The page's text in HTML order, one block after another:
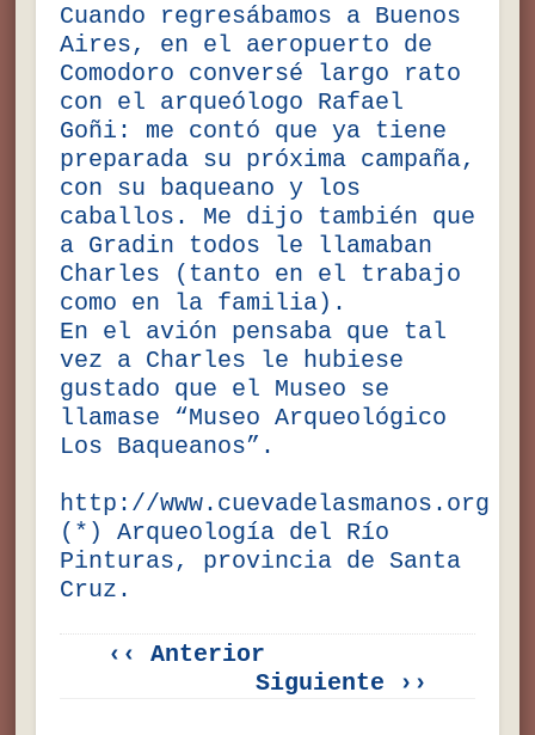
Cuando regresábamos a Buenos
Aires, en el aeropuerto de
Comodoro conversé largo rato
con el arqueólogo Rafael
Goñi: me contó que ya tiene
preparada su próxima campaña,
con su baqueano y los
caballos. Me dijo también que
a Gradin todos le llamaban
Charles (tanto en el trabajo
como en la familia).
En el avión pensaba que tal
vez a Charles le hubiese
gustado que el Museo se
llamase “Museo Arqueológico
Los Baqueanos”.
http://www.cuevadelasmanos.org
(*) Arqueología del Río
Pinturas, provincia de Santa
Cruz.
‹‹ Anterior
Siguiente ››